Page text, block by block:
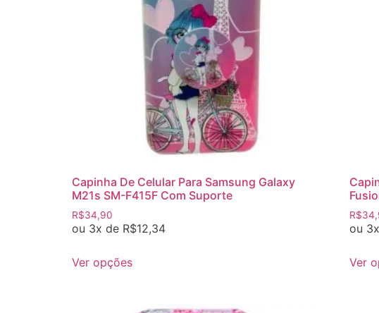
Capinha De Celular Para Samsung Galaxy
M21s SM-F415F Com Suporte
R$34,90
ou 3x de R$12,34
Ver opções
R$
ou
Ver